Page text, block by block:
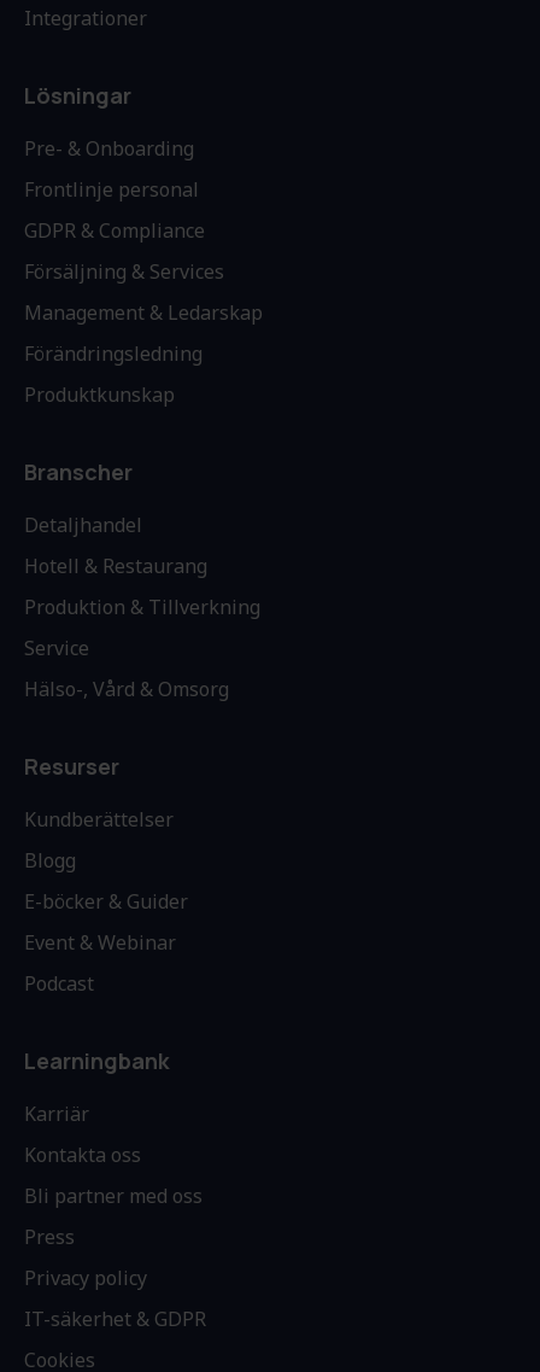
Integrationer
Lösningar
Pre- & Onboarding
Frontlinje personal
GDPR & Compliance
Försäljning & Services
Management & Ledarskap
Förändringsledning
Produktkunskap
Branscher
Detaljhandel
Hotell & Restaurang
Produktion & Tillverkning
Service
Hälso-, Vård & Omsorg
Resurser
Kundberättelser
Blogg
E-böcker & Guider
Event & Webinar
Podcast
Learningbank
Karriär
Kontakta oss
Bli partner med oss
Press
Privacy policy
IT-säkerhet & GDPR
Cookies